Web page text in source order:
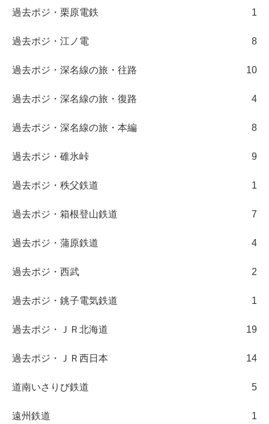
過去ポジ・栗原電鉄 1
過去ポジ・江ノ電 8
過去ポジ・深名線の旅・往路 10
過去ポジ・深名線の旅・復路 4
過去ポジ・深名線の旅・本編 8
過去ポジ・碓氷峠 9
過去ポジ・秩父鉄道 1
過去ポジ・箱根登山鉄道 7
過去ポジ・蒲原鉄道 4
過去ポジ・西武 2
過去ポジ・銚子電気鉄道 1
過去ポジ・ＪＲ北海道 19
過去ポジ・ＪＲ西日本 14
道南いさりび鉄道 5
遠州鉄道 1